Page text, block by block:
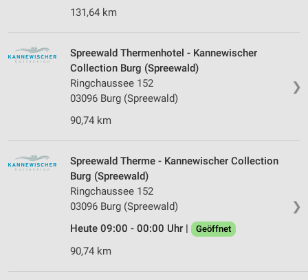
131,64 km
❯
Spreewald Thermenhotel - Kannewischer
Collection Burg (Spreewald)
Ringchaussee 152
03096 Burg (Spreewald)
90,74 km
❯
Spreewald Therme - Kannewischer Collection
Burg (Spreewald)
Ringchaussee 152
03096 Burg (Spreewald)
Heute 09:00 - 00:00 Uhr |
Geöffnet
90,74 km
Erstellung von Profilen für personalisierte
Verwendung von Profilen zur Auswahl
personalisierter Werbung
Erstellung von Profilen zur Personalisierung
Messung der Werbeleistung
Messung der Performance von Inhalten
Analyse von Zielgruppen durch Statistiken oder
Kombinationen von Daten aus verschiedenen